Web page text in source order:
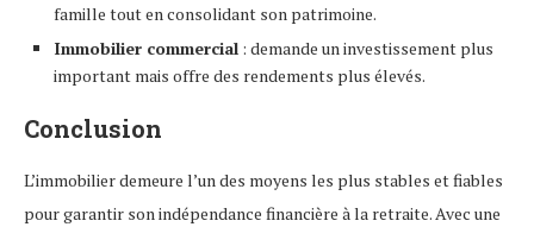
famille tout en consolidant son patrimoine.
Immobilier commercial : demande un investissement plus
important mais offre des rendements plus élevés.
Conclusion
L’immobilier demeure l’un des moyens les plus stables et fiables
pour garantir son indépendance financière à la retraite. Avec une